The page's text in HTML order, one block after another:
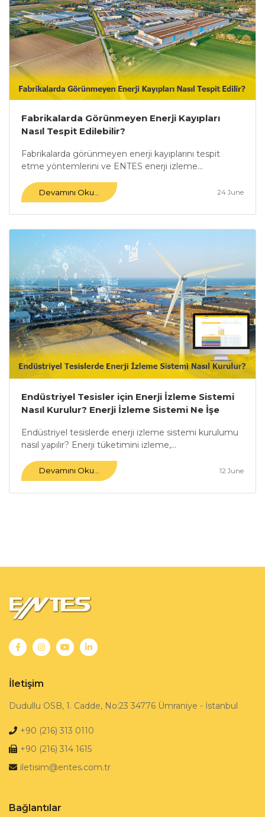
Fabrikalarda Görünmeyen Enerji Kayıpları
Nasıl Tespit Edilebilir?
Fabrikalarda görünmeyen enerji kayıplarını tespit
etme yöntemlerini ve ENTES enerji izleme...
Devamını Oku... 24 June
Endüstriyel Tesisler için Enerji İzleme Sistemi
Nasıl Kurulur? Enerji İzleme Sistemi Ne İşe
Endüstriyel tesislerde enerji izleme sistemi kurulumu
nasıl yapılır? Enerji tüketimini izleme,...
Devamını Oku... 12 June
İletişim
Dudullu OSB, 1. Cadde, No:23 34776 Ümraniye - İstanbul
+90 (216) 313 0110
+90 (216) 314 1615
iletisim@entes.com.tr
Bağlantılar